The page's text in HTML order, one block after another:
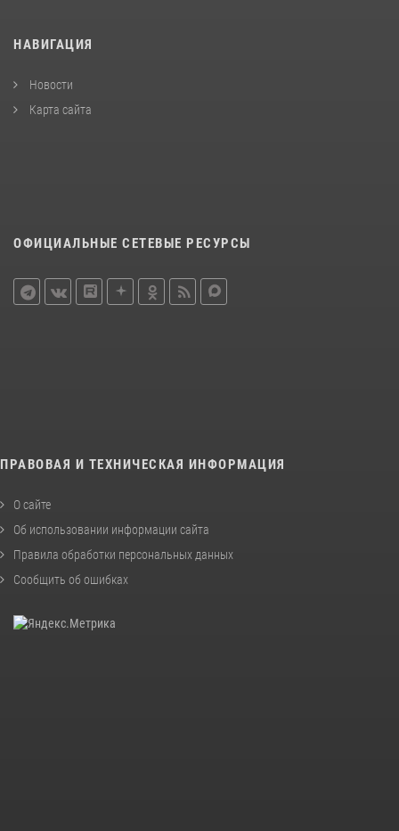
НАВИГАЦИЯ
Новости
Карта сайта
ОФИЦИАЛЬНЫЕ СЕТЕВЫЕ РЕСУРСЫ
ПРАВОВАЯ И ТЕХНИЧЕСКАЯ ИНФОРМАЦИЯ
О сайте
Об использовании информации сайта
Правила обработки персональных данных
Сообщить об ошибках